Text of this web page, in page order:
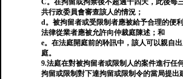
C。在拘留或拘禁後不超過十四天，此後每
共行政委員會審查該人的情況；
d。被拘留者或受限制者應被給予合理的便
法律從業者應被允許向仲裁庭陳述；和
e。在法庭開庭前的聆訊中，該人可以親自
庭。
9.法庭在對被拘留者或限制人的案件進行任
拘留或限制對下達拘留或限制令的當局提出